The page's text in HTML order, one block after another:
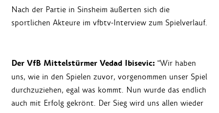
Nach der Partie in Sinsheim äußerten sich die
sportlichen Akteure im vfbtv-Interview zum Spielverlauf.
Der VfB Mittelstürmer Vedad Ibisevic: "Wir haben
uns, wie in den Spielen zuvor, vorgenommen unser Spiel
durchzuziehen, egal was kommt. Nun wurde das endlich
auch mit Erfolg gekrönt. Der Sieg wird uns allen wieder